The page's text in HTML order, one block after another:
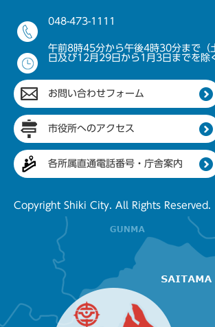
048-473-1111
午前8時45分から午後4時30分まで（
日及び12月29日から1月3日までを除
お問い合わせフォーム
市役所へのアクセス
各所属直通電話番号・庁舎案内
Copyright Shiki City. All Rights Reserved.